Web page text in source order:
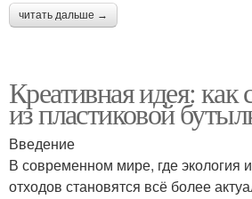
читать дальше →
Креативная идея: как
из пластиковой
Введение
В современном мире, где экология
отходов становятся всё более